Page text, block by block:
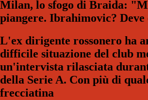
Milan, lo sfogo di Braida:
piangere. Ibrahimovic? Deve
L'ex dirigente rossonero ha
difficile situazione del club
un'intervista rilasciata
della Serie A. Con più di
frecciatina